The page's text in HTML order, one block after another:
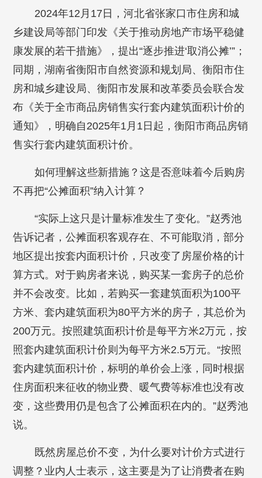
2024年12月17日，河北省张家口市住房和城
乡建设局等部门印发《关于推动房地产市场平稳健
康发展的若干措施》，提出“逐步推进‘取消公摊’”；
同期，湖南省衡阳市自然资源和规划局、衡阳市住
房和城乡建设局、衡阳市发展和改革委员会联合发
布《关于全市商品房销售实行套内建筑面积计价的
通知》，明确自2025年1月1日起，衡阳市商品房销
售实行套内建筑面积计价。
如何理解这些新措施？这是否意味着今后购房
不再把“公摊面积”纳入计算？
“实际上这只是计量标准发生了变化。”赵秀池
告诉记者，公摊面积客观存在、不可能取消，部分
地区提出按套内面积计价，只改变了房屋价格的计
算方式。对于购房者来说，购买某一套房子的总价
并不会改变。比如，若购买一套建筑面积为100平
方米、套内建筑面积为80平方米的房子，其总价为
200万元。按照建筑面积计价是每平方米2万元，按
照套内建筑面积计价则为每平方米2.5万元。“按照
套内建筑面积计价，标明的单价会上涨，同时根据
住房面积来征收的物业费、暖气费等标准也没有改
变，这些费用仍是包含了公摊面积在内的。”赵秀池
说。
既然房屋总价不变，为什么要对计价方式进行
调整？业内人士表示，这主要是为了让消费者在购